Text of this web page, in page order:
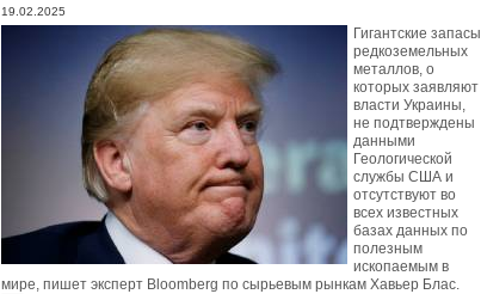
19.02.2025
Гигантские запасы
редкоземельных
металлов, о
которых заявляют
власти Украины,
не подтверждены
данными
Геологической
службы США и
отсутствуют во
всех известных
базах данных по
полезным
ископаемым в
мире, пишет эксперт Bloomberg по сырьевым рынкам Хавьер Блас.